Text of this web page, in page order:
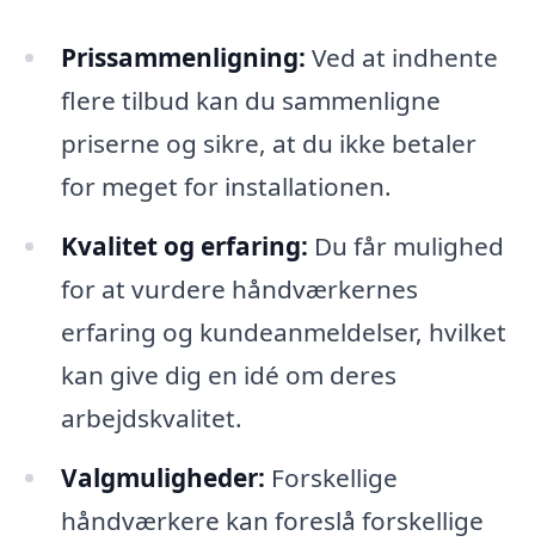
Prissammenligning: Ved at indhente
flere tilbud kan du sammenligne
priserne og sikre, at du ikke betaler
for meget for installationen.
Kvalitet og erfaring: Du får mulighed
for at vurdere håndværkernes
erfaring og kundeanmeldelser, hvilket
kan give dig en idé om deres
arbejdskvalitet.
Valgmuligheder: Forskellige
håndværkere kan foreslå forskellige